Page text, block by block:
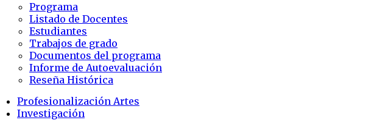
Programa
Listado de Docentes
Estudiantes
Trabajos de grado
Documentos del programa
Informe de Autoevaluación
Reseña Histórica
Profesionalización Artes
Investigación